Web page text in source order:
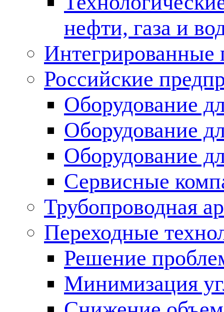
нефти, газа и
Российские
Оборудование
Оборудование
Оборудование
Сервисные
Трубопроводная
Переходные
Решение
Минимизация